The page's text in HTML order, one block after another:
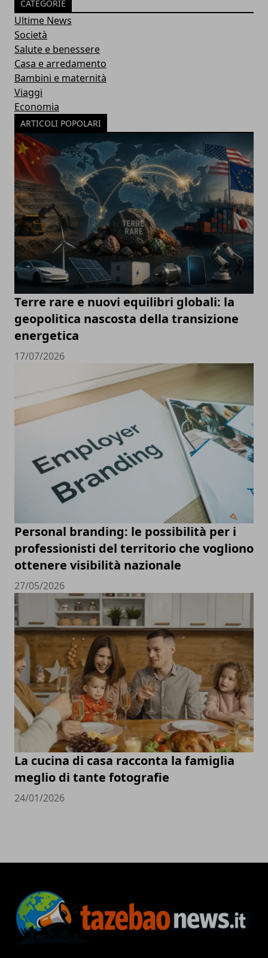
CATEGORIE
Ultime News
Società
Salute e benessere
Casa e arredamento
Bambini e maternità
Viaggi
Economia
ARTICOLI POPOLARI
Terre rare e nuovi equilibri globali: la
geopolitica nascosta della transizione
energetica
17/07/2026
Personal branding: le possibilità per i
professionisti del territorio che vogliono
ottenere visibilità nazionale
27/05/2026
La cucina di casa racconta la famiglia
meglio di tante fotografie
24/01/2026